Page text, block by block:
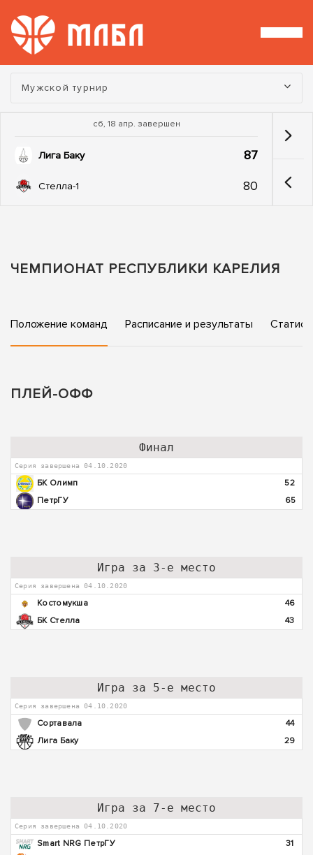
Турнир:
Мужской турнир
сб, 18 апр. завершен
Лига Баку 87
Стелла-1 80
ЧЕМПИОНАТ РЕСПУБЛИКИ КАРЕЛИЯ
Положение команд Расписание и результаты
ПЛЕЙ-ОФФ
Финал
Серия завершена 04.10.2020
БК Олимп
52
ПетрГУ
65
Игра за 3-е место
Серия завершена 04.10.2020
Костомукша
46
БК Стелла
43
Игра за 5-е место
Серия завершена 04.10.2020
Сортавала
44
Лига Баку
29
Игра за 7-е место
Серия завершена 04.10.2020
Smart NRG ПетрГУ
31